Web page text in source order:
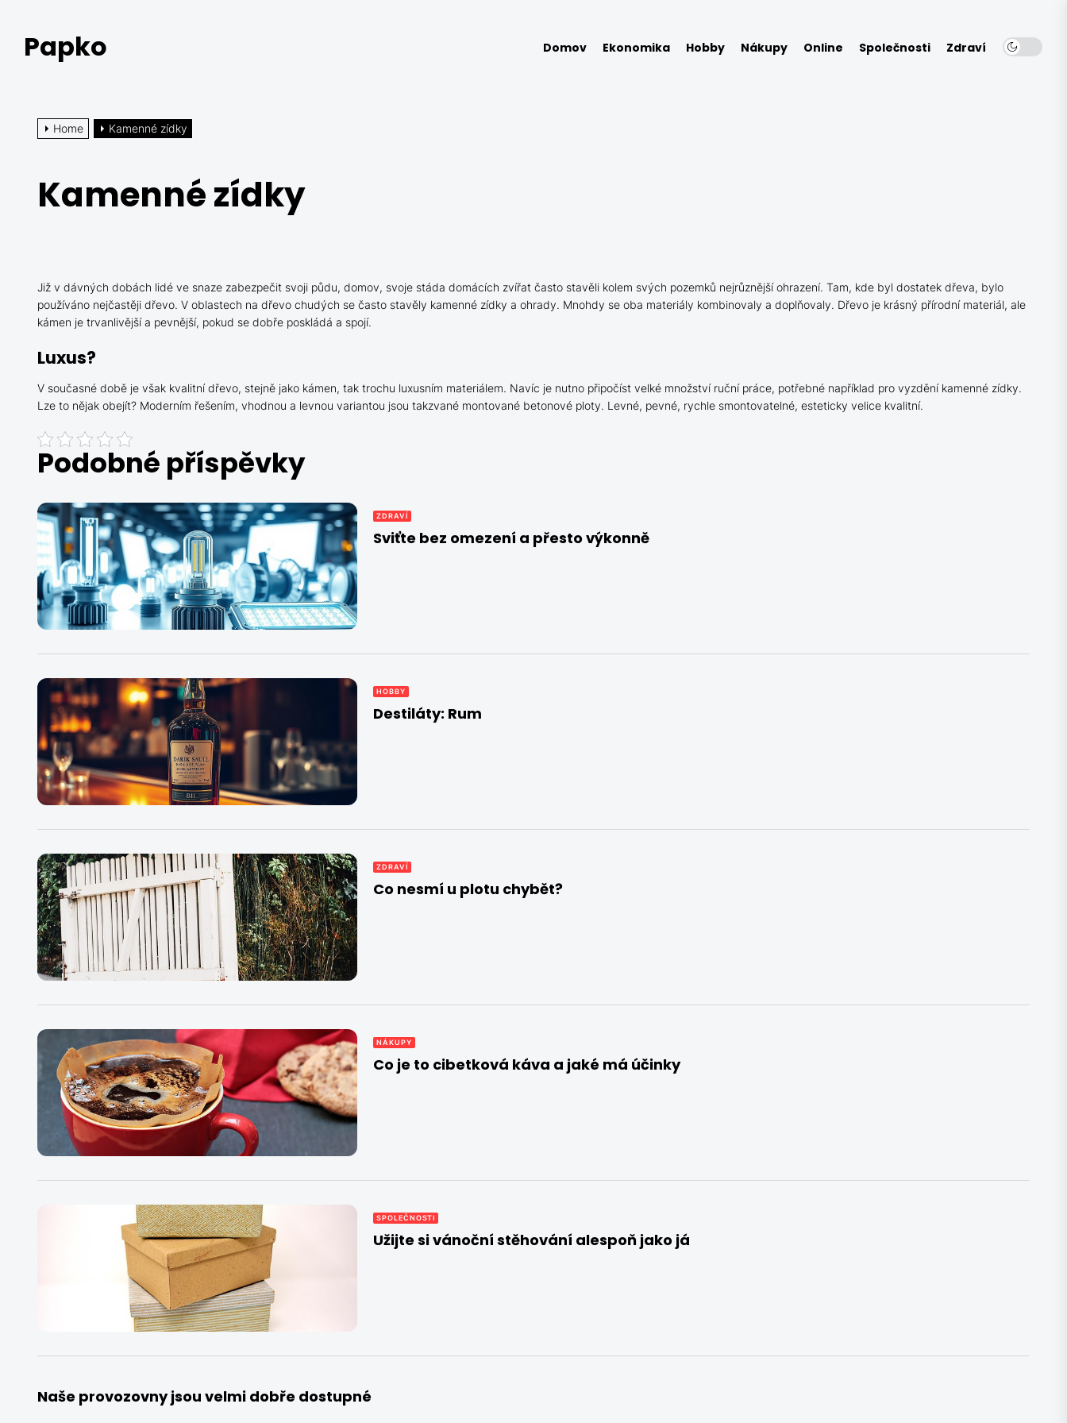
Papko Domov Ekonomika Hobby Nákupy Online Společnosti Zdraví
Home Kamenné zídky
Kamenné zídky
Již v dávných dobách lidé ve snaze zabezpečit svoji půdu, domov, svoje stáda domácích zvířat často stavěli kolem svých pozemků nejrůznější ohrazení. Tam, kde byl dostatek dřeva, bylo
používáno nejčastěji dřevo. V oblastech na dřevo chudých se často stavěly kamenné zídky a ohrady. Mnohdy se oba materiály kombinovaly a doplňovaly. Dřevo je krásný přírodní materiál, ale
kámen je trvanlivější a pevnější, pokud se dobře poskládá a spojí.
Luxus?
V současné době je však kvalitní dřevo, stejně jako kámen, tak trochu luxusním materiálem. Navíc je nutno připočíst velké množství ruční práce, potřebné například pro vyzdění kamenné zídky.
Lze to nějak obejít? Moderním řešením, vhodnou a levnou variantou jsou takzvané montované betonové ploty. Levné, pevné, rychle smontovatelné, esteticky velice kvalitní.
Podobné příspěvky
ZDRAVÍ
Sviťte bez omezení a přesto výkonně
HOBBY
Destiláty: Rum
ZDRAVÍ
Co nesmí u plotu chybět?
NÁKUPY
Co je to cibetková káva a jaké má účinky
SPOLEČNOSTI
Užijte si vánoční stěhování alespoň jako já
Naše provozovny jsou velmi dobře dostupné